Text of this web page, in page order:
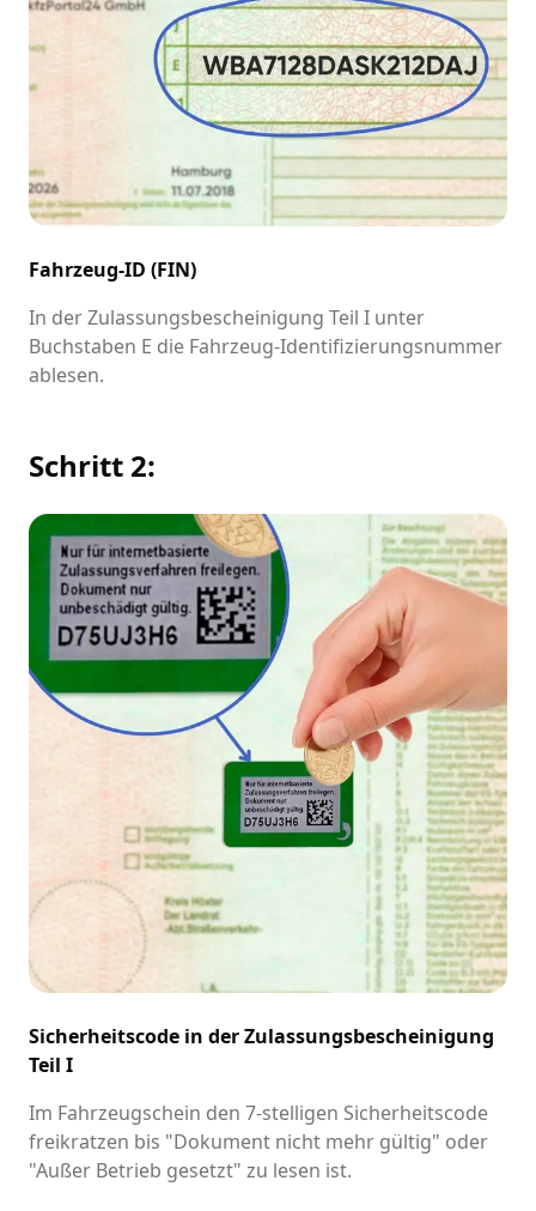
Fahrzeug-ID (FIN)
In der Zulassungsbescheinigung Teil I unter
Buchstaben E die Fahrzeug-Identifizierungsnummer
ablesen.
Schritt 2:
Sicherheitscode in der Zulassungsbescheinigung
Teil I
Im Fahrzeugschein den 7-stelligen Sicherheitscode
freikratzen bis "Dokument nicht mehr gültig" oder
"Außer Betrieb gesetzt" zu lesen ist.